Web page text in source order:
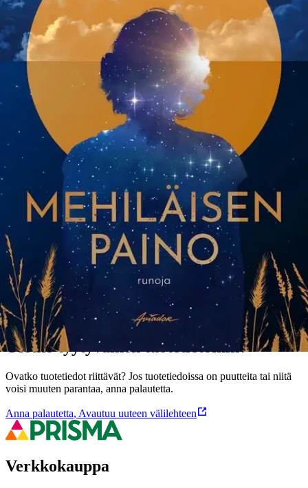
Ei saatavilla
Tuotekuvaus
Katja Meriluodon (s. 1975) esikoiskokoelma on kasvu- ja
matkakertomus, jossa runon minä etsii paikkaansa yhteisössä ja
kokeilee siipiään sen ulkopuolella. Onko mahdollista olla
riippumaton, pärjääkö mehiläinen ilman parveaan? Koko ajan
runojen pohjavireenä on pohdinta ihmisen hyvyydestä ja pahuudesta
ja se, kumpi hallitsee, kun panoksena on maapallon ja ihmiselämän
tulevaisuus.
Ominaisuudet
Oletko tyytyväinen tuotetietoihin?
Ovatko tuotetiedot riittävät? Jos tuotetiedoissa on puutteita tai niitä
voisi muuten parantaa, anna palautetta.
Anna palautetta, Avautuu uuteen välilehteen
Verkkokauppa